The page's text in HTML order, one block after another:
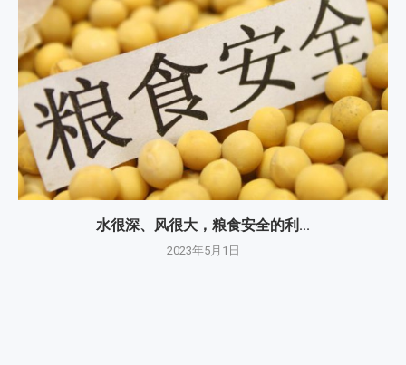
水很深、风很大，粮食安全的利...
2023年5月1日